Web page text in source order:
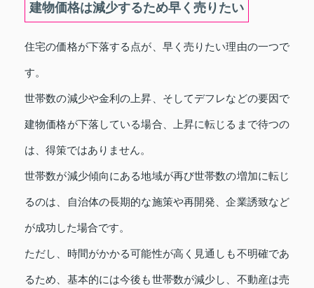
建物価格は減少するため早く売りたい
住宅の価格が下落する点が、早く売りたい理由の一つで
す。
世帯数の減少や金利の上昇、そしてデフレなどの要因で
建物価格が下落している場合、上昇に転じるまで待つの
は、得策ではありません。
世帯数が減少傾向にある地域が再び世帯数の増加に転じ
るのは、自治体の長期的な施策や再開発、企業誘致など
が成功した場合です。
ただし、時間がかかる可能性が高く見通しも不明確であ
るため、基本的には今後も世帯数が減少し、不動産は売